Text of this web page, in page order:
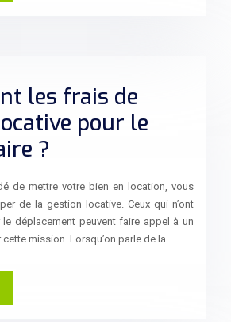
les frais de
pour le
?
de mettre votre bien en location, vous
de la gestion locative. Ceux qui n’ont
déplacement peuvent faire appel à un
mission. Lorsqu’on parle de la…